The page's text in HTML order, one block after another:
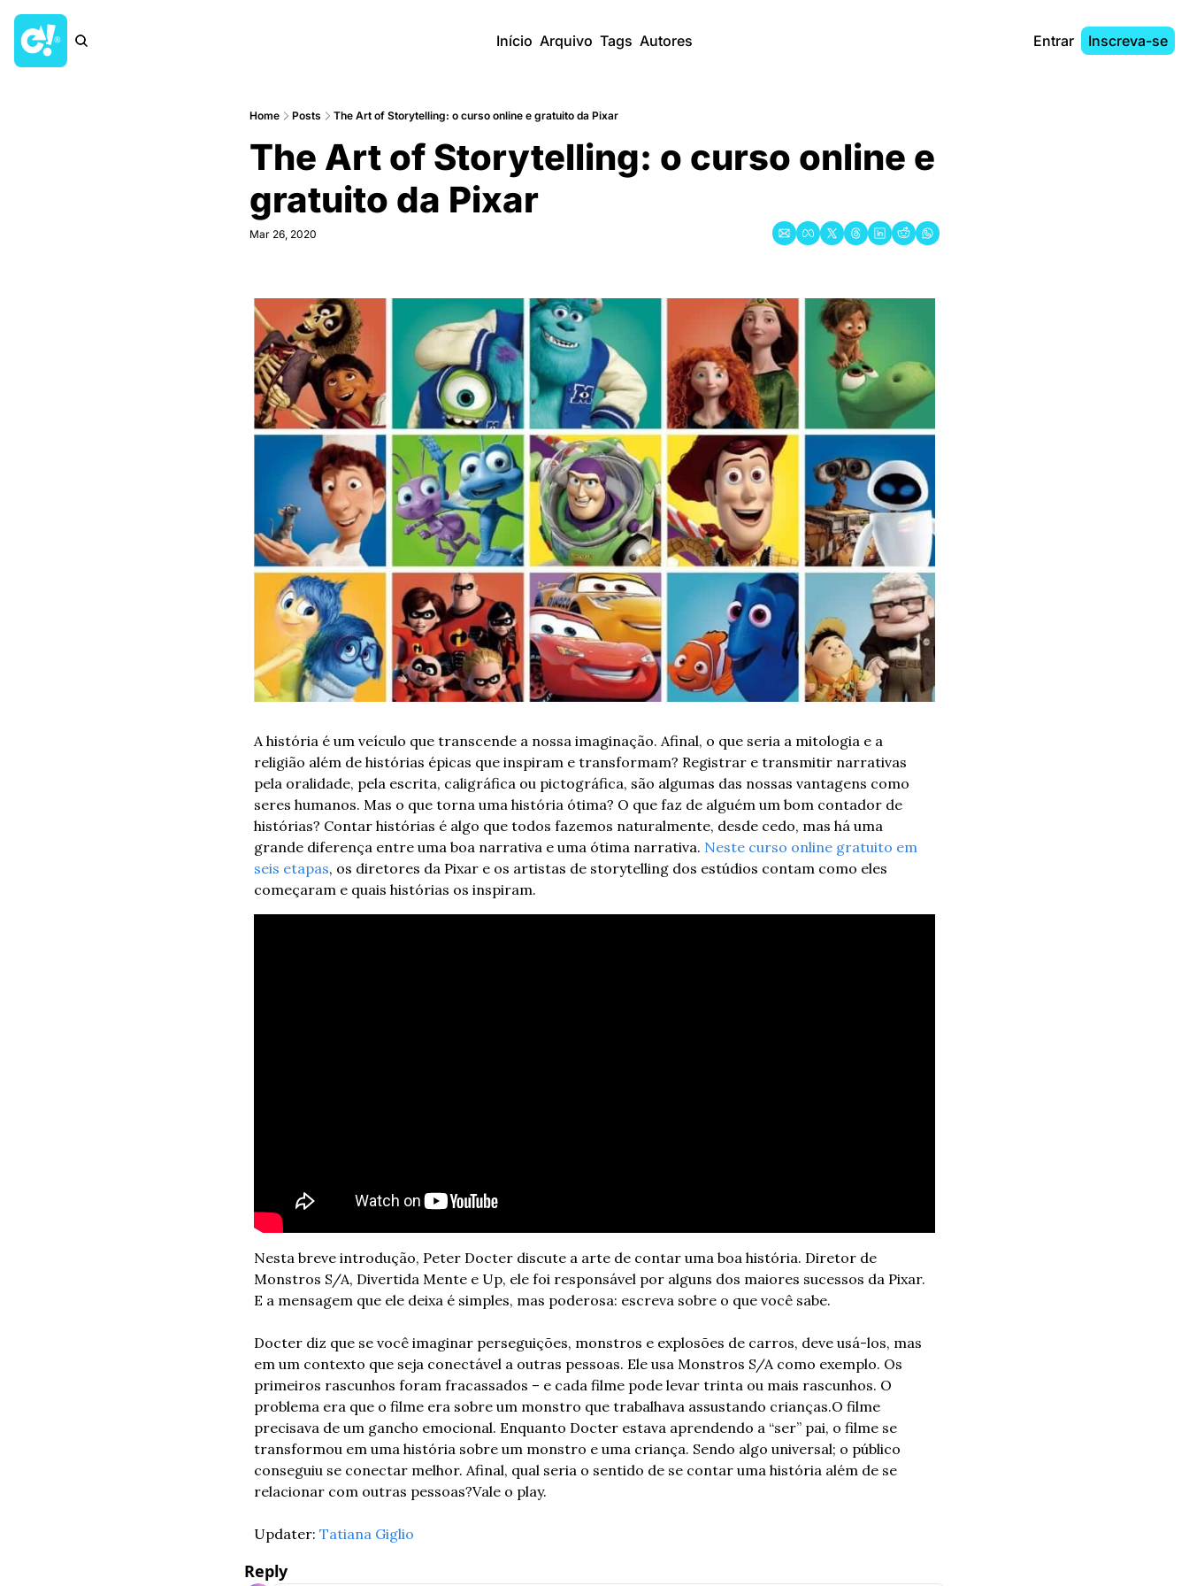
Início Arquivo Tags Autores Entrar Inscreva-se
Home Posts The Art of Storytelling: o curso online e gratuito da Pixar
The Art of Storytelling: o curso online e
gratuito da Pixar
Mar 26, 2020
A história é um veículo que transcende a nossa imaginação. Afinal, o que seria a mitologia e a
religião além de histórias épicas que inspiram e transformam? Registrar e transmitir narrativas
pela oralidade, pela escrita, caligráfica ou pictográfica, são algumas das nossas vantagens como
seres humanos. Mas o que torna uma história ótima? O que faz de alguém um bom contador de
histórias? Contar histórias é algo que todos fazemos naturalmente, desde cedo, mas há uma
grande diferença entre uma boa narrativa e uma ótima narrativa. Neste curso online gratuito em
seis etapas, os diretores da Pixar e os artistas de storytelling dos estúdios contam como eles
começaram e quais histórias os inspiram.
Nesta breve introdução, Peter Docter discute a arte de contar uma boa história. Diretor de
Monstros S/A, Divertida Mente e Up, ele foi responsável por alguns dos maiores sucessos da Pixar.
E a mensagem que ele deixa é simples, mas poderosa: escreva sobre o que você sabe.
Docter diz que se você imaginar perseguições, monstros e explosões de carros, deve usá-los, mas
em um contexto que seja conectável a outras pessoas. Ele usa Monstros S/A como exemplo. Os
primeiros rascunhos foram fracassados – e cada filme pode levar trinta ou mais rascunhos. O
problema era que o filme era sobre um monstro que trabalhava assustando crianças.O filme
precisava de um gancho emocional. Enquanto Docter estava aprendendo a “ser” pai, o filme se
transformou em uma história sobre um monstro e uma criança. Sendo algo universal; o público
conseguiu se conectar melhor. Afinal, qual seria o sentido de se contar uma história além de se
relacionar com outras pessoas?Vale o play.
Updater: Tatiana Giglio
Reply